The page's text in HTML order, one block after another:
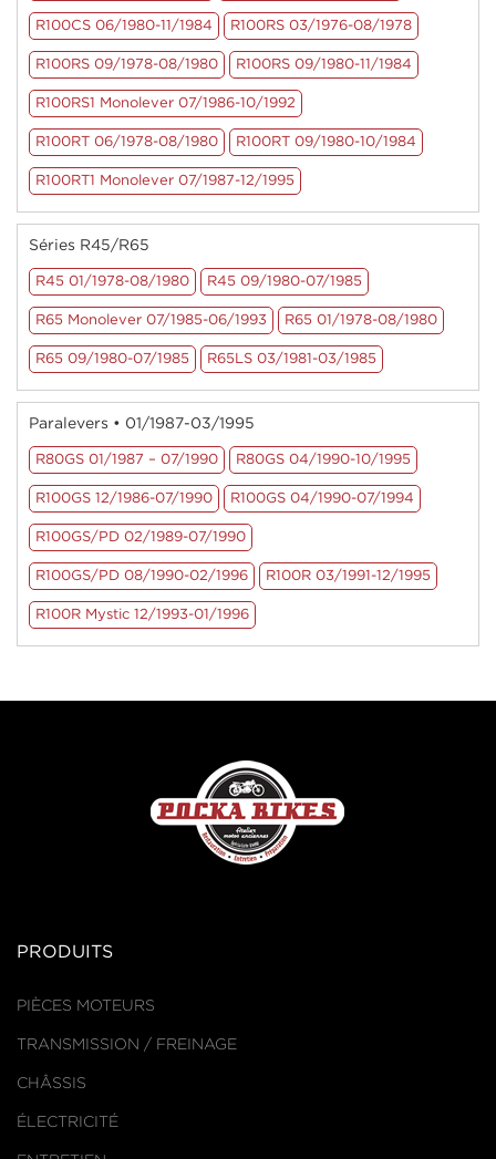
R100CS 06/1980-11/1984 R100RS 03/1976-08/1978
R100RS 09/1978-08/1980 R100RS 09/1980-11/1984
R100RS1 Monolever 07/1986-10/1992
R100RT 06/1978-08/1980 R100RT 09/1980-10/1984
R100RT1 Monolever 07/1987-12/1995
Séries R45/R65
R45 01/1978-08/1980 R45 09/1980-07/1985
R65 Monolever 07/1985-06/1993 R65 01/1978-08/1980
R65 09/1980-07/1985 R65LS 03/1981-03/1985
Paralevers • 01/1987-03/1995
R80GS 01/1987 – 07/1990 R80GS 04/1990-10/1995
R100GS 12/1986-07/1990 R100GS 04/1990-07/1994
R100GS/PD 02/1989-07/1990
R100GS/PD 08/1990-02/1996 R100R 03/1991-12/1995
R100R Mystic 12/1993-01/1996
PRODUITS
PIÈCES MOTEURS
TRANSMISSION / FREINAGE
CHÂSSIS
ÉLECTRICITÉ